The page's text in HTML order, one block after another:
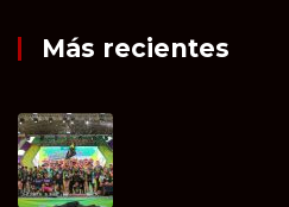
Más recientes